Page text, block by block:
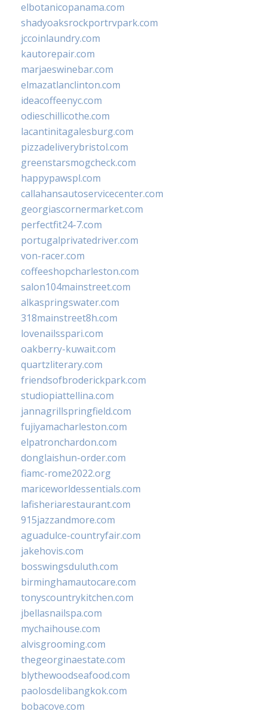
elbotanicopanama.com
shadyoaksrockportrvpark.com
jccoinlaundry.com
kautorepair.com
marjaeswinebar.com
elmazatlanclinton.com
ideacoffeenyc.com
odieschillicothe.com
lacantinitagalesburg.com
pizzadeliverybristol.com
greenstarsmogcheck.com
happypawspl.com
callahansautoservicecenter.com
georgiascornermarket.com
perfectfit24-7.com
portugalprivatedriver.com
von-racer.com
coffeeshopcharleston.com
salon104mainstreet.com
alkaspringswater.com
318mainstreet8h.com
lovenailsspari.com
oakberry-kuwait.com
quartzliterary.com
friendsofbroderickpark.com
studiopiattellina.com
jannagrillspringfield.com
fujiyamacharleston.com
elpatronchardon.com
donglaishun-order.com
fiamc-rome2022.org
mariceworldessentials.com
lafisheriarestaurant.com
915jazzandmore.com
aguadulce-countryfair.com
jakehovis.com
bosswingsduluth.com
birminghamautocare.com
tonyscountrykitchen.com
jbellasnailspa.com
mychaihouse.com
alvisgrooming.com
thegeorginaestate.com
blythewoodseafood.com
paolosdelibangkok.com
bobacove.com